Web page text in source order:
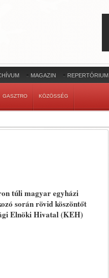
MAGAZIN REPERTÓRIUM
GASZTRO KÖZÖSSÉG
túli magyar egyházi
során rövid köszöntőt
Elnöki Hivatal (KEH)